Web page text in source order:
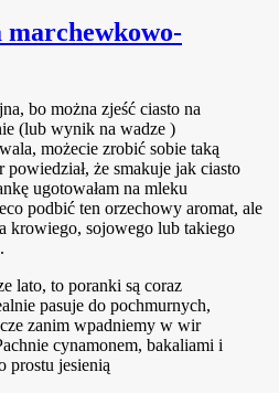
marchewkowo-
bo można zjeść ciasto na
(lub wynik na wadze )
możecie zrobić sobie taką
że smakuje jak ciasto
ugotowałam na mleku
podbić ten orzechowy aromat, ale
krowiego, sojowego lub takiego
lato, to poranki są coraz
pasuje do pochmurnych,
zanim wpadniemy w wir
cynamonem, bakaliami i
prostu jesienią